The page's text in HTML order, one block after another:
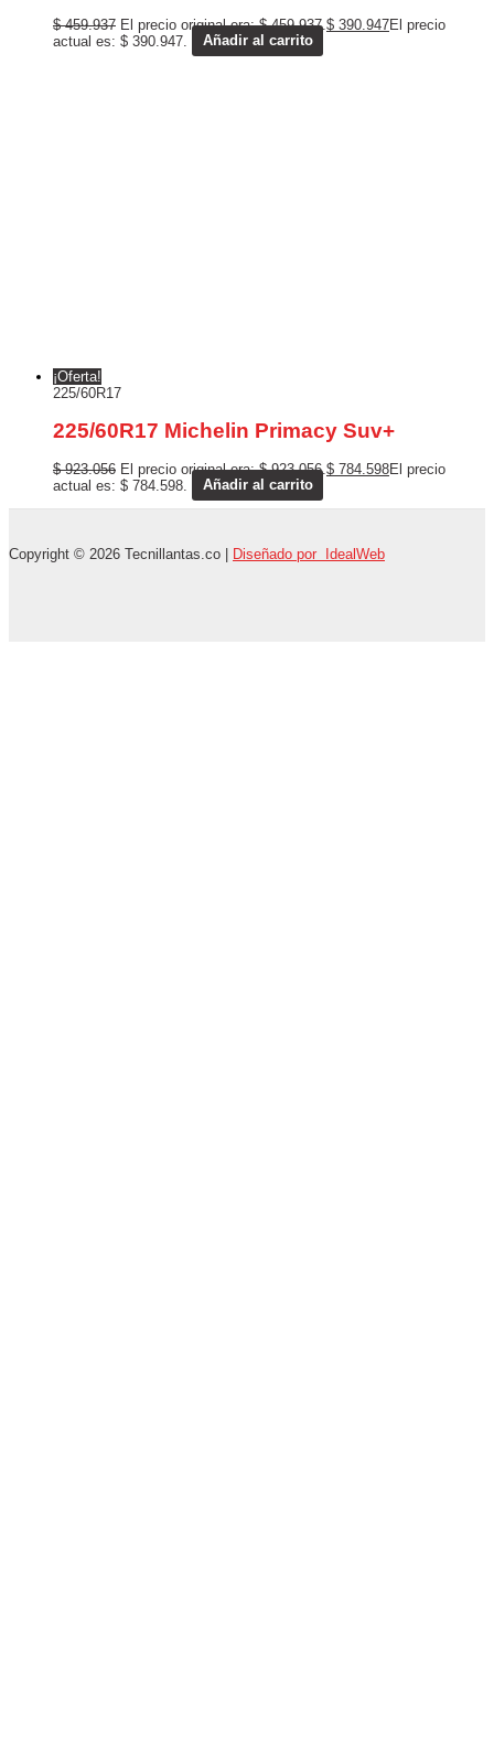
$459.937 El precio original era: $ 459.937. $ 390.947El precio
actual es: $ 390.947.
Añadir al carrito
¡Oferta!
225/60R17
225/60R17 Michelin Primacy Suv+
$923.056 El precio original era: $ 923.056. $ 784.598El precio
actual es: $ 784.598.
Añadir al carrito
Copyright © 2026 Tecnillantas.co | Diseñado por IdealWeb